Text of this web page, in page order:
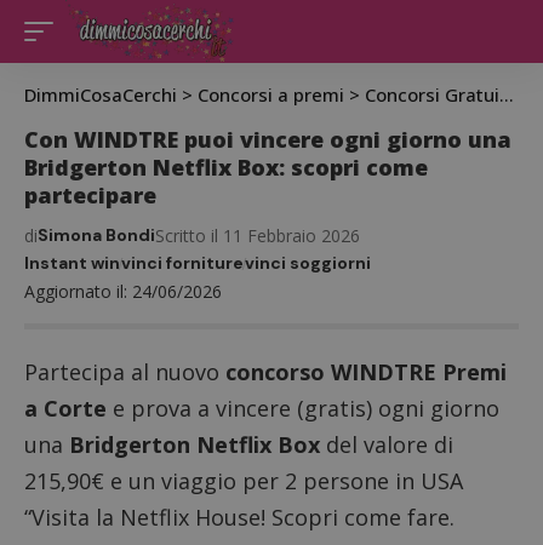
DimmiCosaCerchi > Concorsi a premi > Concorsi Gratuiti >
Con WINDTRE puoi vincere ogni giorno una
Bridgerton Netflix Box: scopri come
partecipare
Aggiornato il: 24/06/2026
diSimona BondiScritto il 11 Febbraio 2026
Instant winvinci forniturevinci soggiorni
Partecipa al nuovo concorso WINDTRE Premi
a Corte e prova a vincere (gratis) ogni giorno
una Bridgerton Netflix Box del valore di
215,90€ e un viaggio per 2 persone in USA
“Visita la Netflix House! Scopri come fare.